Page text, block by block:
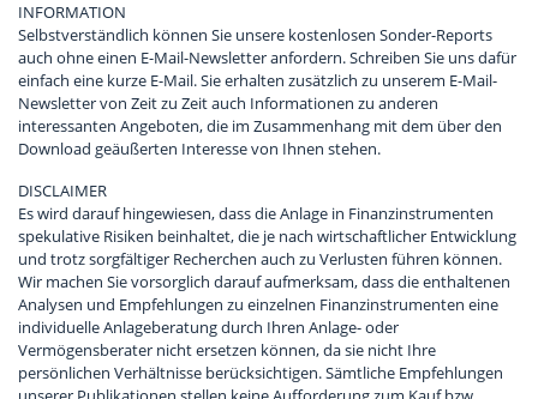
INFORMATION
Selbstverständlich können Sie unsere kostenlosen Sonder-Reports
auch ohne einen E-Mail-Newsletter anfordern. Schreiben Sie uns dafür
einfach eine kurze E-Mail. Sie erhalten zusätzlich zu unserem E-Mail-
Newsletter von Zeit zu Zeit auch Informationen zu anderen
interessanten Angeboten, die im Zusammenhang mit dem über den
Download geäußerten Interesse von Ihnen stehen.
DISCLAIMER
Es wird darauf hingewiesen, dass die Anlage in Finanzinstrumenten
spekulative Risiken beinhaltet, die je nach wirtschaftlicher Entwicklung
und trotz sorgfältiger Recherchen auch zu Verlusten führen können.
Wir machen Sie vorsorglich darauf aufmerksam, dass die enthaltenen
Analysen und Empfehlungen zu einzelnen Finanzinstrumenten eine
individuelle Anlageberatung durch Ihren Anlage- oder
Vermögensberater nicht ersetzen können, da sie nicht Ihre
persönlichen Verhältnisse berücksichtigen. Sämtliche Empfehlungen